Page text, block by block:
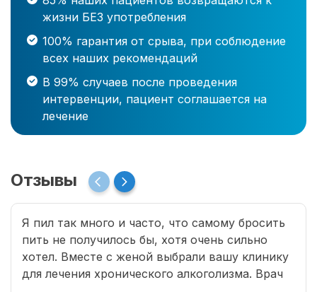
жизни БЕЗ употребления
100% гарантия от срыва, при соблюдение
всех наших рекомендаций
В 99% случаев после проведения
интервенции, пациент соглашается на
лечение
Отзывы
Я пил так много и часто, что самому бросить
пить не получилось бы, хотя очень сильно
хотел. Вместе с женой выбрали вашу клинику
для лечения хронического алкоголизма. Врач